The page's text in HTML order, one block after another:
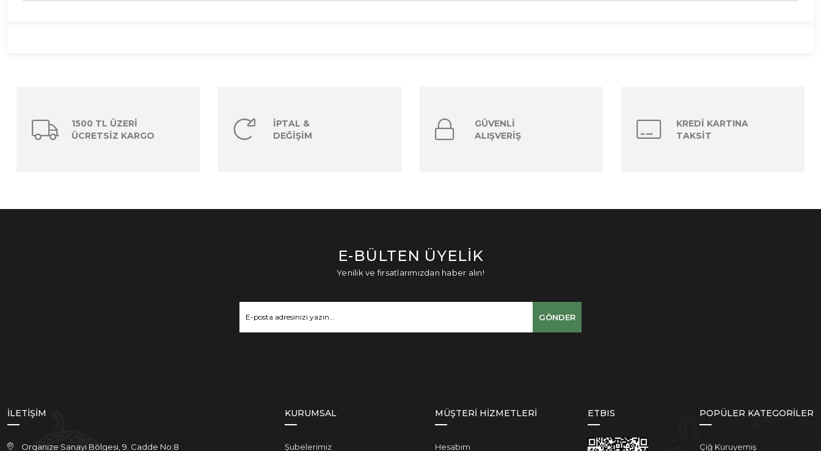
1500 TL ÜZERİ
ÜCRETSİZ KARGO
İPTAL &
DEĞİŞİM
GÜVENLİ
ALIŞVERİŞ
KREDİ KARTINA
TAKSİT
E-BÜLTEN ÜYELİK
Yenilik ve fırsatlarımızdan haber alın!
GÖNDER
İLETİŞİM
Organize Sanayi Bölgesi, 9. Cadde No:8
KURUMSAL
Şubelerimiz
MÜŞTERİ HİZMETLERİ
Hesabım
ETBIS POPÜLER KATEGORİLER
Çiğ Kuruyemiş